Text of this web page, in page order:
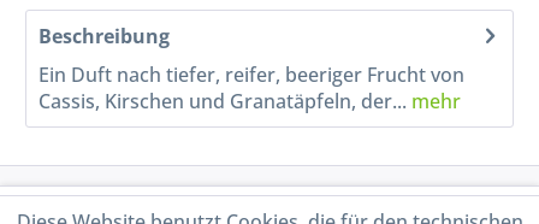
Beschreibung
Ein Duft nach tiefer, reifer, beeriger Frucht von
Cassis, Kirschen und Granatäpfeln, der... mehr
Service Hotline